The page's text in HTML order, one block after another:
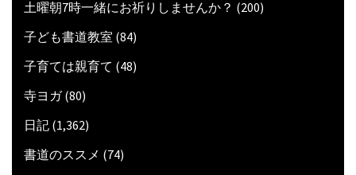
土曜朝7時一緒にお祈りしませんか？ (200)
子ども書道教室 (84)
子育ては親育て (48)
寺ヨガ(80)
日記 (1,362)
書道のススメ (74)